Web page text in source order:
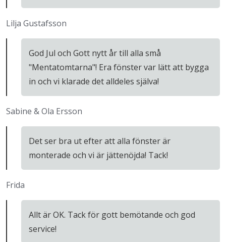
Lilja Gustafsson
God Jul och Gott nytt år till alla små
"Mentatomtarna"! Era fönster var lätt att bygga
in och vi klarade det alldeles själva!
Sabine & Ola Ersson
Det ser bra ut efter att alla fönster är
monterade och vi är jättenöjda! Tack!
Frida
Allt är OK. Tack för gott bemötande och god
service!